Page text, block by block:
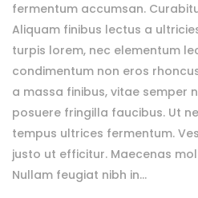
fermentum accumsan.
Aliquam finibus lectus a
turpis lorem, nec elementum
condimentum non eros
a massa finibus, vitae semper
posuere fringilla faucibus. Ut
tempus ultrices fermentum.
justo ut efficitur. Maecenas
Nullam feugiat nibh in...